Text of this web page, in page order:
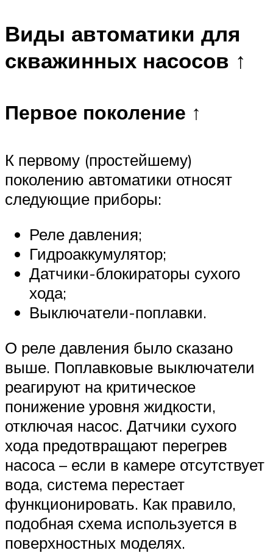
Виды автоматики для
скважинных насосов ↑
Первое поколение ↑
К первому (простейшему)
поколению автоматики относят
следующие приборы:
Реле давления;
Гидроаккумулятор;
Датчики-блокираторы сухого
хода;
Выключатели-поплавки.
О реле давления было сказано
выше. Поплавковые выключатели
реагируют на критическое
понижение уровня жидкости,
отключая насос. Датчики сухого
хода предотвращают перегрев
насоса – если в камере отсутствует
вода, система перестает
функционировать. Как правило,
подобная схема используется в
поверхностных моделях.